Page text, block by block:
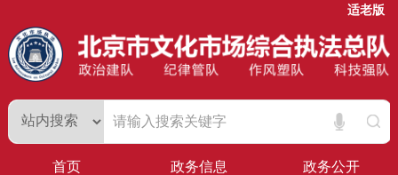
适老版
首页 政务信息 政务公开